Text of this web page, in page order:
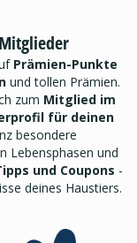
Prämien-Punkte
und tollen Prämien.
zum Mitglied im
für deinen
besondere
Lebensphasen und
und Coupons -
deines Haustiers.